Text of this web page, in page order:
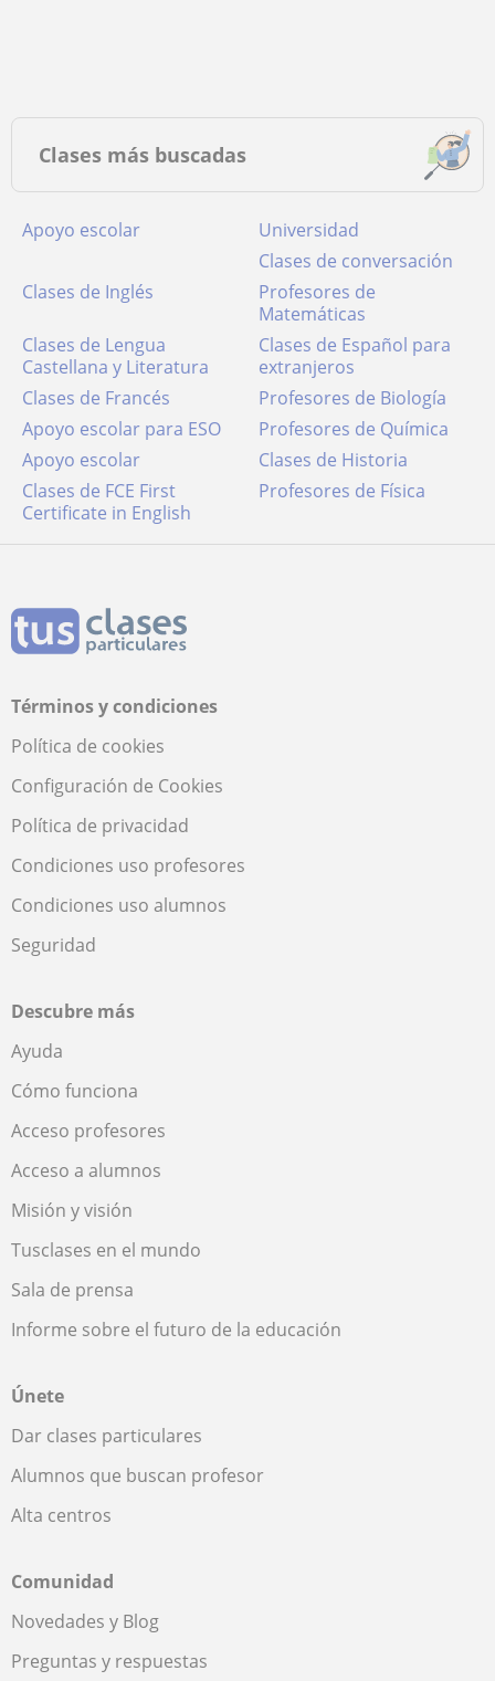
Clases más buscadas
Apoyo escolar
Universidad
Clases de conversación
Clases de Inglés
Profesores de
Matemáticas
Clases de Lengua
Castellana y Literatura
Clases de Español para
extranjeros
Clases de Francés
Profesores de Biología
Apoyo escolar para ESO
Profesores de Química
Apoyo escolar
Clases de Historia
Clases de FCE First
Certificate in English
Profesores de Física
Términos y condiciones
Política de cookies
Configuración de Cookies
Política de privacidad
Condiciones uso profesores
Condiciones uso alumnos
Seguridad
Descubre más
Ayuda
Cómo funciona
Acceso profesores
Acceso a alumnos
Misión y visión
Tusclases en el mundo
Sala de prensa
Informe sobre el futuro de la educación
Únete
Dar clases particulares
Alumnos que buscan profesor
Alta centros
Comunidad
Novedades y Blog
Preguntas y respuestas